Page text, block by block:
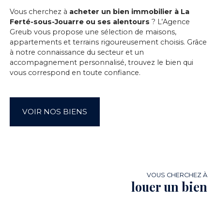
Vous cherchez à acheter un bien immobilier à La
Ferté-sous-Jouarre ou ses alentours ? L’Agence
Greub vous propose une sélection de maisons,
appartements et terrains rigoureusement choisis. Grâce
à notre connaissance du secteur et un
accompagnement personnalisé, trouvez le bien qui
vous correspond en toute confiance.
VOIR NOS BIENS
VOUS CHERCHEZ À
louer un bien